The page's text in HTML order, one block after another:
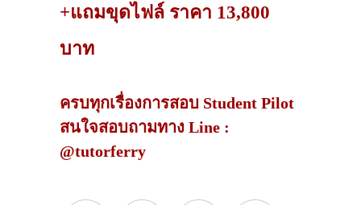
+แถมขุดไฟล์ ราคา 13,800
บาท
ครบทุกเรื่องการสอบ Student Pilot
สนใจสอบถามทาง Line :
@tutorferry